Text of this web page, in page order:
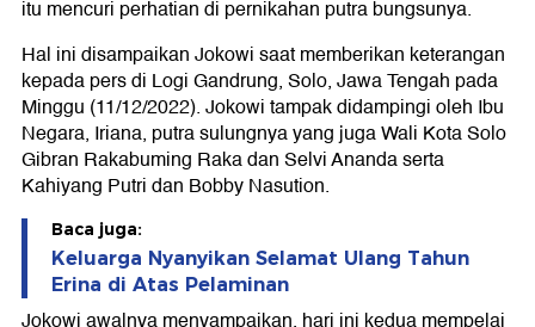
itu mencuri perhatian di pernikahan putra bungsunya.
Hal ini disampaikan Jokowi saat memberikan keterangan
kepada pers di Logi Gandrung, Solo, Jawa Tengah pada
Minggu (11/12/2022). Jokowi tampak didampingi oleh Ibu
Negara, Iriana, putra sulungnya yang juga Wali Kota Solo
Gibran Rakabuming Raka dan Selvi Ananda serta
Kahiyang Putri dan Bobby Nasution.
Baca juga:
Keluarga Nyanyikan Selamat Ulang Tahun
Erina di Atas Pelaminan